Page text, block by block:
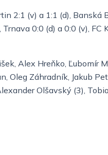
2:1 (v) a 1:1 (d),
0:0 (d) a 0:0 (v),
Alex Hreňko, Ľubomír
Oleg Záhradník, Jakub
Olšavský (3),